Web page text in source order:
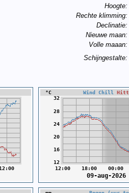
Hoogte:
Rechte klimming:
Declinatie:
Nieuwe maan:
Volle maaan:
Schijngestalte: